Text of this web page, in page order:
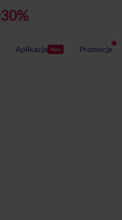
30%
Wybór Menu
Aplikacja New Promocje